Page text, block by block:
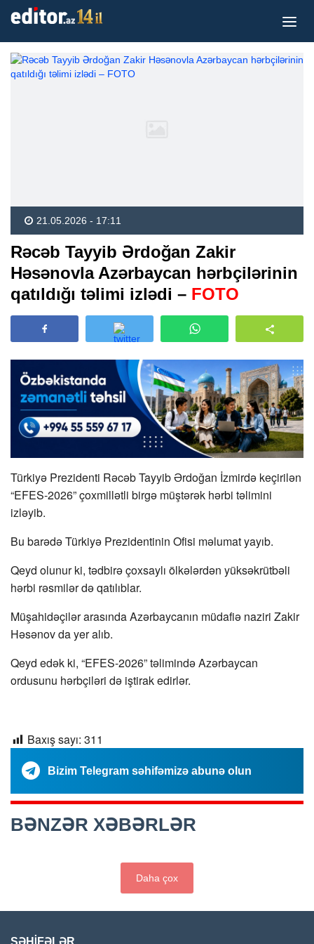
21.05.2026 - 17:11
Rəcəb Tayyib Ərdoğan Zakir
Həsənovla Azərbaycan hərbçilərinin
qatıldığı təlimi izlədi – FOTO
Türkiyə Prezidenti Rəcəb Tayyib Ərdoğan İzmirdə keçirilən
“EFES-2026” çoxmillətli birgə müştərək hərbi təlimini
izləyib.
Bu barədə Türkiyə Prezidentinin Ofisi məlumat yayıb.
Qeyd olunur ki, tədbirə çoxsaylı ölkələrdən yüksəkrütbəli
hərbi rəsmilər də qatılıblar.
Müşahidəçilər arasında Azərbaycanın müdafiə naziri Zakir
Həsənov da yer alıb.
Qeyd edək ki, “EFES-2026” təlimində Azərbaycan
ordusunu hərbçiləri də iştirak edirlər.
Baxış sayı: 311
Bizim Telegram səhifəmizə abunə olun
BƏNZƏR XƏBƏRLƏR
Daha çox
SƏHİFƏLƏR